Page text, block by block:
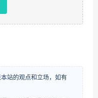
站的观点和立场，如有